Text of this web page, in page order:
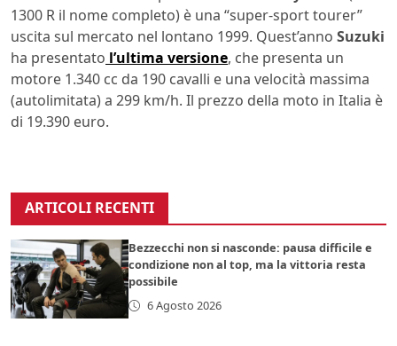
1300 R il nome completo) è una “super-sport tourer”
uscita sul mercato nel lontano 1999. Quest’anno Suzuki
ha presentato l’ultima versione, che presenta un
motore 1.340 cc da 190 cavalli e una velocità massima
(autolimitata) a 299 km/h. Il prezzo della moto in Italia è
di 19.390 euro.
ARTICOLI RECENTI
Bezzecchi non si nasconde: pausa difficile e
condizione non al top, ma la vittoria resta
possibile
6 Agosto 2026